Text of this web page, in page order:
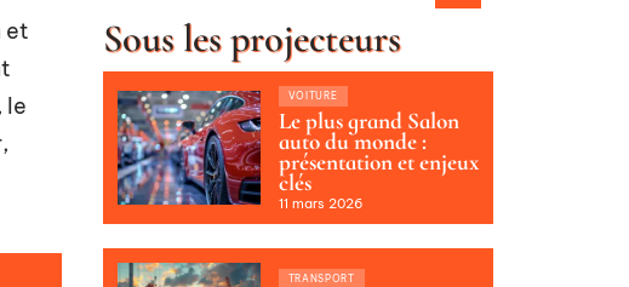
et
le
Sous les projecteurs
VOITURE
Le plus grand Salon
auto du monde :
présentation et enjeux
clés
11 mars 2026
TRANSPORT